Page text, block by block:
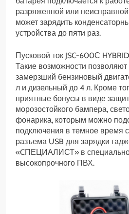
разряженной или
может зарядить
устройства до пяти раз.
Пусковой ток JSC-600С
Такие возможности позволяют
замерзший бензиновый
л и дизельный до 4 л. Кроме
приятные бонусы в виде
морозостойкого бампера,
фонарика, которым можно
подключения в темное время
разъема USB для зарядки
«CПЕЦИАЛИСТ» в
высокопрочного ПВХ.